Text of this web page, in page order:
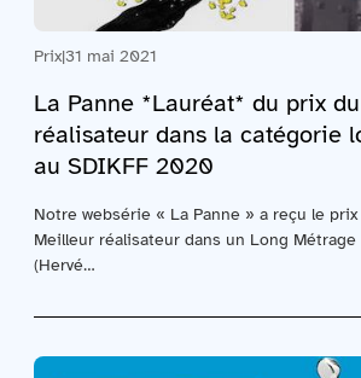
Prix|31 mai 2021
La Panne *Lauréat* du prix
réalisateur dans la catégorie
au SDIKFF 2020
Notre websérie « La Panne » a reçu le prix
Meilleur réalisateur dans un Long Métrage
(Hervé…